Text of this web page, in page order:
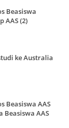
Beasiswa
AAS (2)
ke Australia
Beasiswa AAS
Beasiswa AAS